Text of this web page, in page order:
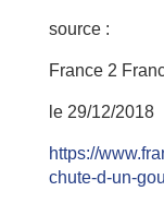
source :
France 2
le 29/12/2018
https://
chute-d-un-